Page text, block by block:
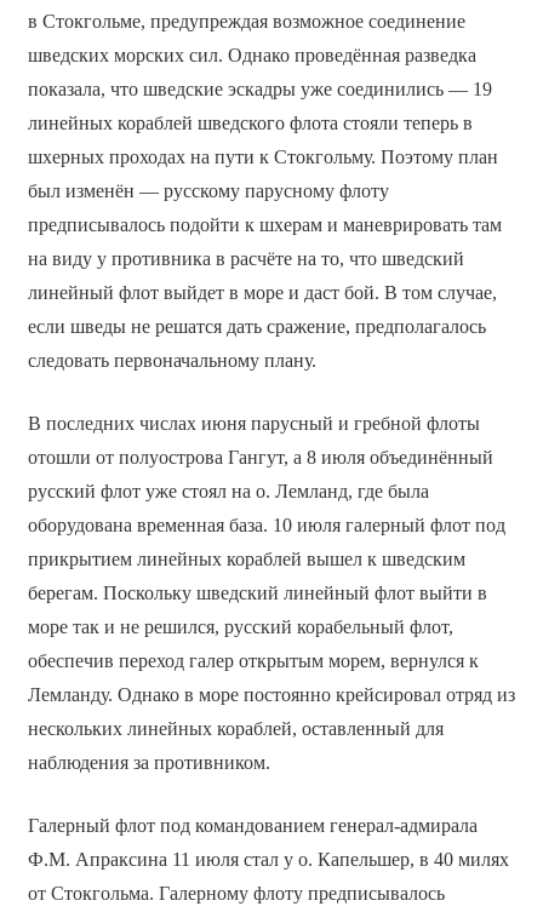
в Стокгольме, предупреждая возможное соединение
шведских морских сил. Однако проведённая разведка
показала, что шведские эскадры уже соединились — 19
линейных кораблей шведского флота стояли теперь в
шхерных проходах на пути к Стокгольму. Поэтому план
был изменён — русскому парусному флоту
предписывалось подойти к шхерам и маневрировать там
на виду у противника в расчёте на то, что шведский
линейный флот выйдет в море и даст бой. В том случае,
если шведы не решатся дать сражение, предполагалось
следовать первоначальному плану.
В последних числах июня парусный и гребной флоты
отошли от полуострова Гангут, а 8 июля объединённый
русский флот уже стоял на о. Лемланд, где была
оборудована временная база. 10 июля галерный флот под
прикрытием линейных кораблей вышел к шведским
берегам. Поскольку шведский линейный флот выйти в
море так и не решился, русский корабельный флот,
обеспечив переход галер открытым морем, вернулся к
Лемланду. Однако в море постоянно крейсировал отряд из
нескольких линейных кораблей, оставленный для
наблюдения за противником.
Галерный флот под командованием генерал-адмирала
Ф.М. Апраксина 11 июля стал у о. Капельшер, в 40 милях
от Стокгольма. Галерному флоту предписывалось